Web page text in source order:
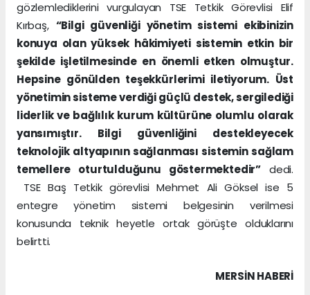
gözlemlediklerini vurgulayan TSE Tetkik Görevlisi Elif
Kırbaş, “Bilgi güvenliği yönetim sistemi ekibinizin
konuya olan yüksek hâkimiyeti sistemin etkin bir
şekilde işletilmesinde en önemli etken olmuştur.
Hepsine gönülden teşekkürlerimi iletiyorum. Üst
yönetimin sisteme verdiği güçlü destek, sergilediği
liderlik ve bağlılık kurum kültürüne olumlu olarak
yansımıştır. Bilgi güvenliğini destekleyecek
teknolojik altyapının sağlanması sistemin sağlam
temellere oturtulduğunu göstermektedir”dedi.
TSE Baş Tetkik görevlisi Mehmet Ali Göksel ise 5
entegre yönetim sistemi belgesinin verilmesi
konusunda teknik heyetle ortak görüşte olduklarını
belirtti.
MERSIN HABERİ